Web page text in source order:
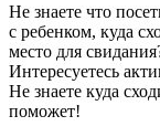
Не знаете что
с ребенком, куда
место для
Интересуетесь
Не знаете куда
поможет!